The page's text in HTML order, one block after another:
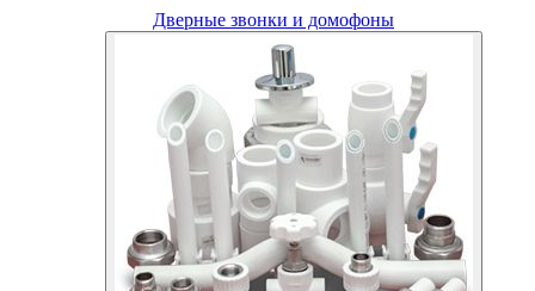
Дверные звонки и домофоны